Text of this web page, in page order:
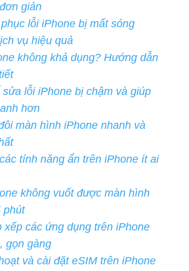
giản
lỗi iPhone bị mất sóng
vụ hiệu quả
không khả dụng? Hướng dẫn
lỗi iPhone bị chậm và giúp
hơn
màn hình iPhone nhanh và
tính năng ẩn trên iPhone ít ai
không vuốt được màn hình
phút
xếp các ứng dụng trên iPhone
gọn gàng
và cài đặt eSIM trên iPhone